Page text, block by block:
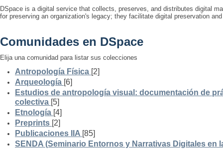
DSpace is a digital service that collects, preserves, and distributes digital
for preserving an organization's legacy; they facilitate digital preservation
Comunidades en DSpace
Elija una comunidad para listar sus colecciones
Antropología Física [2]
Arqueología [6]
Estudios de antropología visual: documentación de
colectiva [5]
Etnología [4]
Preprints [2]
Publicaciones IIA [85]
SENDA (Seminario Entornos y Narrativas Digitales en